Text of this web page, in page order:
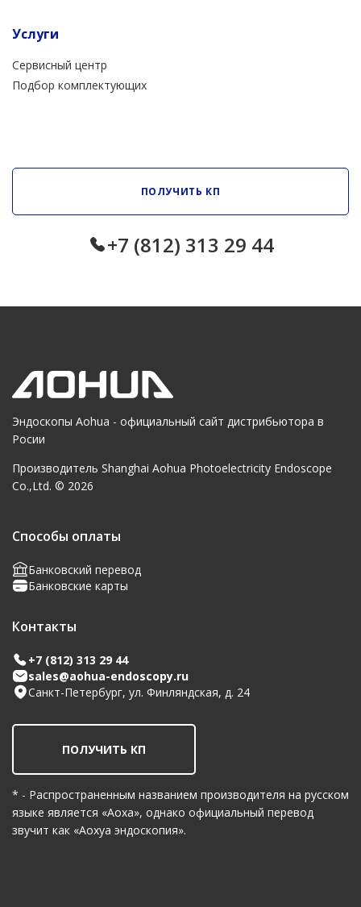
Услуги
Сервисный центр
Подбор комплектующих
ПОЛУЧИТЬ КП
+7 (812) 313 29 44
Эндоскопы Aohua - официальный сайт дистрибьютора в
Росии
Производитель Shanghai Aohua Photoelectricity Endoscope
Co.,Ltd. © 2026
Способы оплаты
Банковский перевод
Банковские карты
Контакты
+7 (812) 313 29 44
sales@aohua-endoscopy.ru
Санкт-Петербург, ул. Финляндская, д. 24
ПОЛУЧИТЬ КП
* - Распространенным названием производителя на русском
языке является «Аоха», однако официальный перевод
звучит как «Аохуа эндоскопия».